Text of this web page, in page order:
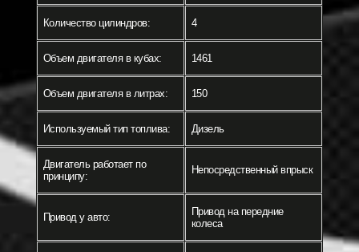
Количество цилиндров: 4
Объем двигателя в кубах: 1461
Объем двигателя в литрах: 150
Используемый тип топлива: Дизель
Двигатель работает по
принципу:
Непосредственный впрыск
Привод у авто:
Привод на передние
колеса